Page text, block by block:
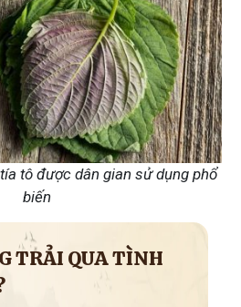
tô được dân gian sử dụng phổ
biến
TRẢI QUA TÌNH